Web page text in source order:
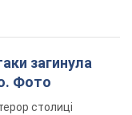
загинула
Фото
столиці